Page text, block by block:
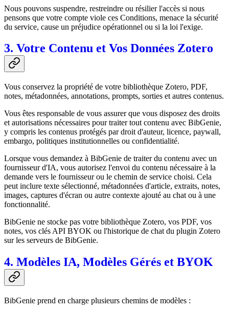
Nous pouvons suspendre, restreindre ou résilier l'accès si nous
pensons que votre compte viole ces Conditions, menace la sécurité
du service, cause un préjudice opérationnel ou si la loi l'exige.
3. Votre Contenu et Vos Données Zotero
Vous conservez la propriété de votre bibliothèque Zotero, PDF,
notes, métadonnées, annotations, prompts, sorties et autres contenus.
Vous êtes responsable de vous assurer que vous disposez des droits
et autorisations nécessaires pour traiter tout contenu avec BibGenie,
y compris les contenus protégés par droit d'auteur, licence, paywall,
embargo, politiques institutionnelles ou confidentialité.
Lorsque vous demandez à BibGenie de traiter du contenu avec un
fournisseur d'IA, vous autorisez l'envoi du contenu nécessaire à la
demande vers le fournisseur ou le chemin de service choisi. Cela
peut inclure texte sélectionné, métadonnées d'article, extraits, notes,
images, captures d'écran ou autre contexte ajouté au chat ou à une
fonctionnalité.
BibGenie ne stocke pas votre bibliothèque Zotero, vos PDF, vos
notes, vos clés API BYOK ou l'historique de chat du plugin Zotero
sur les serveurs de BibGenie.
4. Modèles IA, Modèles Gérés et BYOK
BibGenie prend en charge plusieurs chemins de modèles :